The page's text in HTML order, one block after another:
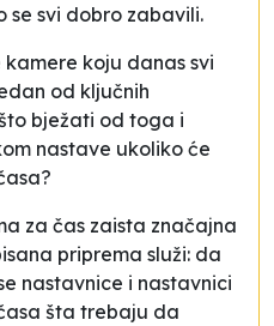
se svi dobro zabavili.
koju danas svi
od ključnih
bježati od toga i
nastave ukoliko će
za čas zaista značajna
priprema služi: da
nastavnice i nastavnici
šta trebaju da